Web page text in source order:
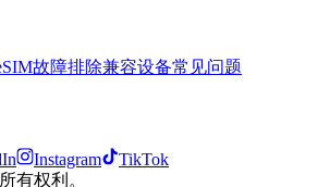
故障排除兼容设备常见问题
Instagram
TikTok
有权利。